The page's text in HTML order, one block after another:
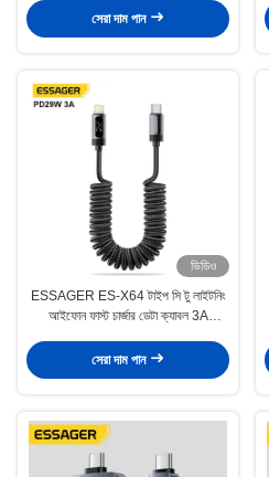
সেরা দাম পান
ভিডিও
ESSAGER ES-X64 টাইপ সি টু লাইটনিং
আইফোন ফাস্ট চার্জার ডেটা ক্যাবল 3A
সেরা দাম পান